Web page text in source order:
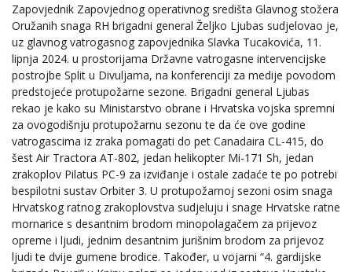
Zapovjednik Zapovjednog operativnog središta Glavnog stožera
Oružanih snaga RH brigadni general Željko Ljubas sudjelovao je,
uz glavnog vatrogasnog zapovjednika Slavka Tucakovića, 11.
lipnja 2024. u prostorijama Državne vatrogasne intervencijske
postrojbe Split u Divuljama, na konferenciji za medije povodom
predstojeće protupožarne sezone. Brigadni general Ljubas
rekao je kako su Ministarstvo obrane i Hrvatska vojska spremni
za ovogodišnju protupožarnu sezonu te da će ove godine
vatrogascima iz zraka pomagati do pet Canadaira CL-415, do
šest Air Tractora AT-802, jedan helikopter Mi-171 Sh, jedan
zrakoplov Pilatus PC-9 za izviđanje i ostale zadaće te po potrebi
bespilotni sustav Orbiter 3. U protupožarnoj sezoni osim snaga
Hrvatskog ratnog zrakoplovstva sudjeluju i snage Hrvatske ratne
mornarice s desantnim brodom minopolagačem za prijevoz
opreme i ljudi, jednim desantnim jurišnim brodom za prijevoz
ljudi te dvije gumene brodice. Također, u vojarni “4. gardijske